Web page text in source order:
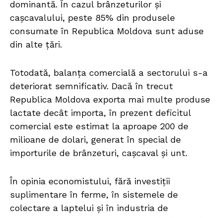
dominantă. În cazul brânzeturilor și
cașcavalului, peste 85% din produsele
consumate în Republica Moldova sunt aduse
din alte țări.
Totodată, balanța comercială a sectorului s-a
deteriorat semnificativ. Dacă în trecut
Republica Moldova exporta mai multe produse
lactate decât importa, în prezent deficitul
comercial este estimat la aproape 200 de
milioane de dolari, generat în special de
importurile de brânzeturi, cașcaval și unt.
În opinia economistului, fără investiții
suplimentare în ferme, în sistemele de
colectare a laptelui și în industria de